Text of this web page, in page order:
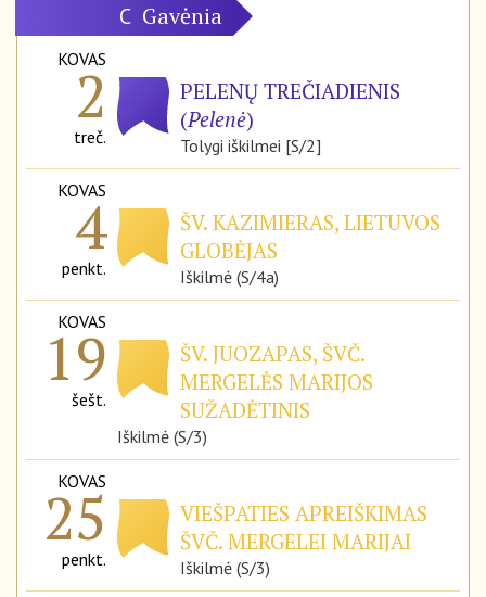
C Gavėnia
KOVAS
2
treč.
PELENŲ TREČIADIENIS
(Pelenė)
Tolygi iškilmei [S/2]
KOVAS
4
penkt.
ŠV. KAZIMIERAS, LIETUVOS
GLOBĖJAS
Iškilmė (S/4a)
KOVAS
19
šešt.
ŠV. JUOZAPAS, ŠVČ.
MERGELĖS MARIJOS
SUŽADĖTINIS
Iškilmė (S/3)
KOVAS
25
penkt.
VIEŠPATIES APREIŠKIMAS
ŠVČ. MERGELEI MARIJAI
Iškilmė (S/3)